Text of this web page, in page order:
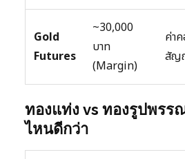
Gold
Futures
~30,000
บาท
(Margin)
ค่า
สัญ
ทองแท่ง vs ทองรูปพร
ไหนดีกว่า